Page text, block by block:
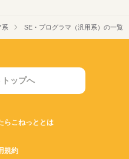
系 SE・プログラマ（汎用系）の一覧
ップへ
らこねっととは
規約